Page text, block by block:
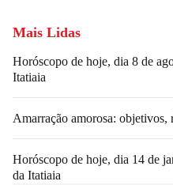
Mais Lidas
Horóscopo de hoje, dia 8 de
Itatiaia
Amarração amorosa: objetivos,
Horóscopo de hoje, dia 14 de
da Itatiaia